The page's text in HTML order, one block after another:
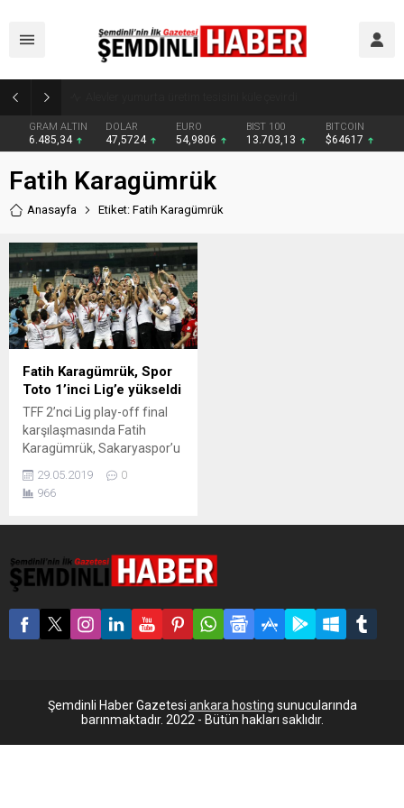
GRAM ALTIN
6.485,34
DOLAR
47,5724
EURO
54,9806
BIST 100
13.703,13
BITCOIN
$64617
Fatih Karagümrük
Anasayfa Etiket: Fatih Karagümrük
Fatih Karagümrük, Spor
Toto 1’inci Lig’e yükseldi
TFF 2’nci Lig play-off final
karşılaşmasında Fatih
Karagümrük, Sakaryaspor’u
Aras’ın golleriyle 2-0
yenerek Spor Toto 1’inci
yaklaştı. Ferit’in sağ
kanattan arka direğe doğru
gönderdiği orta sonrası topa
iyi yükselen Oğuz kafa
vuruşunu yaptı, meşin
29.05.2019
0
966
Şemdinli Haber Gazetesi ankara hosting sunucularında
barınmaktadır. 2022 - Bütün hakları saklıdır.